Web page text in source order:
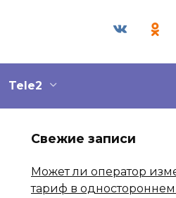
Tele2
Свежие записи
Может ли оператор
тариф в